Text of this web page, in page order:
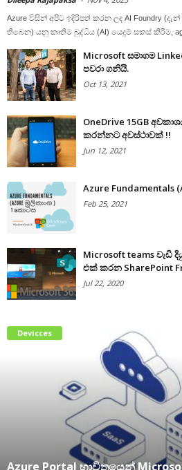
Azure විසින් අපිට ඉදිරිපත් කරන ලද AI Foundry
තිබෙන) යනු කෘතිම බුද්ධිය (AI) යෙදුම් සකස් කිරීම,
Microsoft සමාගම
පවරා ගනියි.
Oct 13, 2021
OneDrive 15GB
කරන්නට අවස්ථාවක් !!
Jun 12, 2021
Azure Fundamentals
Feb 25, 2021
Microsoft teams වැඩි
එක් කරන SharePoint
Jul 22, 2020
Devicces
Azure Portal භාවිතයෙන්